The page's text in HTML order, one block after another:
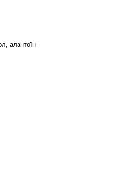
алантоїн